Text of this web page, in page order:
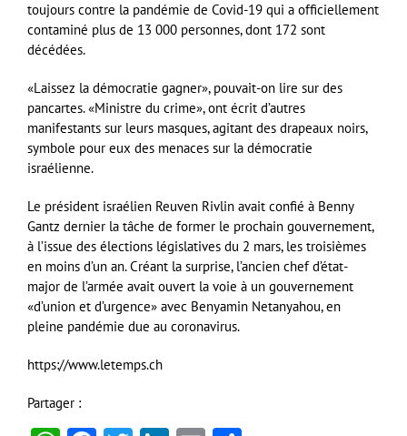
toujours contre la pandémie de Covid-19 qui a officiellement
contaminé plus de 13 000 personnes, dont 172 sont
décédées.
«Laissez la démocratie gagner», pouvait-on lire sur des
pancartes. «Ministre du crime», ont écrit d’autres
manifestants sur leurs masques, agitant des drapeaux noirs,
symbole pour eux des menaces sur la démocratie
israélienne.
Le président israélien Reuven Rivlin avait confié à Benny
Gantz dernier la tâche de former le prochain gouvernement,
à l’issue des élections législatives du 2 mars, les troisièmes
en moins d’un an. Créant la surprise, l’ancien chef d’état-
major de l’armée avait ouvert la voie à un gouvernement
«d’union et d’urgence» avec Benyamin Netanyahou, en
pleine pandémie due au coronavirus.
https://www.letemps.ch
Partager :